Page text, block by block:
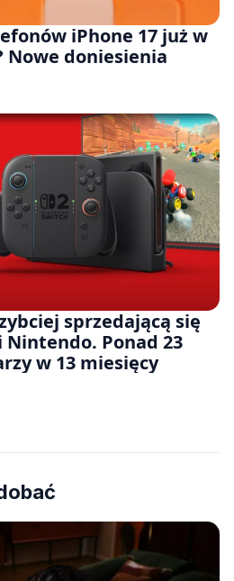
iPhone 17 już w
Nowe doniesienia
sprzedającą się
Ponad 23
w 13 miesięcy